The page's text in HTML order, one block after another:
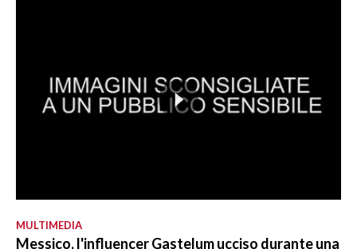
MULTIMEDIA
Messico, l'influencer Gastelum ucciso durante una